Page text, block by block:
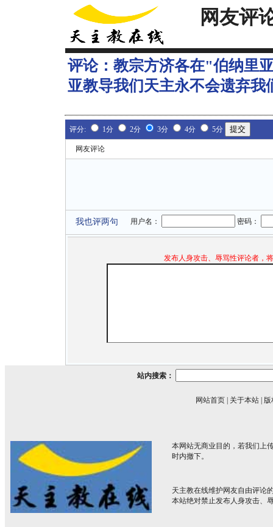
网友评
评论： 教宗方济各在"伯纳里
亚教导我们天主永不会遗弃我
评分: 1分 2分 3分 4分 5分
网友评论
我也评两句 用户名： 密码：
发布人身攻击、辱骂性评论者，
站内搜索：
网站首页 关于本站 版
本网站无商业目的，若我们上
时内撤下。
天主教在线维护网友自由评论
本站绝对禁止发布人身攻击、